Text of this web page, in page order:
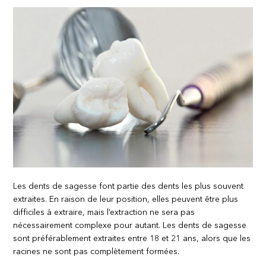
Les dents de sagesse font partie des dents les plus souvent
extraites. En raison de leur position, elles peuvent être plus
difficiles à extraire, mais l’extraction ne sera pas
nécessairement complexe pour autant. Les dents de sagesse
sont préférablement extraites entre 18 et 21 ans, alors que les
racines ne sont pas complètement formées.